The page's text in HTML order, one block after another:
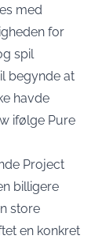
med
for
spil
begynde at
havde
ifølge Pure
Project
billigere
store
en konkret